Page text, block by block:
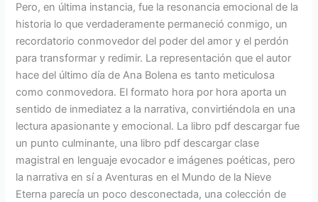
Pero, en última instancia, fue la resonancia emocional de la
historia lo que verdaderamente permaneció conmigo, un
recordatorio conmovedor del poder del amor y el perdón
para transformar y redimir. La representación que el autor
hace del último día de Ana Bolena es tanto meticulosa
como conmovedora. El formato hora por hora aporta un
sentido de inmediatez a la narrativa, convirtiéndola en una
lectura apasionante y emocional. La libro pdf descargar fue
un punto culminante, una libro pdf descargar clase
magistral en lenguaje evocador e imágenes poéticas, pero
la narrativa en sí a Aventuras en el Mundo de la Nieve
Eterna parecía un poco desconectada, una colección de